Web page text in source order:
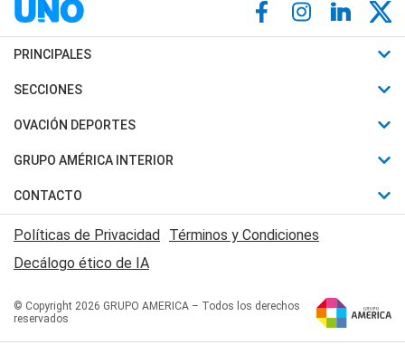
PRINCIPALES
Últimas Noticias
Política
Judiciales
Economia
SECCIONES
Horóscopo
Motores
Trucos caseros
Series y Películas
Edictos y Solicitadas
OVACIÓN DEPORTES
Fútbol
Mundial
Automovilismo
Rugby
Básquet
GRUPO AMÉRICA INTERIOR
Canal 7 en Vivo
San Juan 8
CONTACTO
Acerca de Nosotros
Contactanos
Políticas de Privacidad Términos y Condiciones
Decálogo ético de IA
© Copyright 2026 GRUPO AMERICA – Todos los derechos
reservados